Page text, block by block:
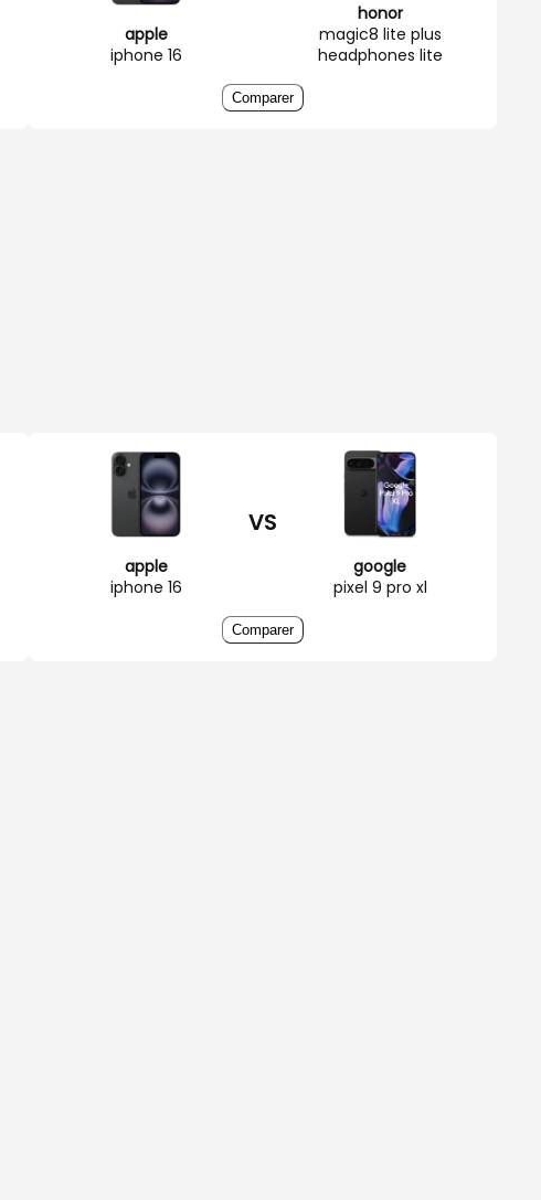
apple
iphone 16
honor
magic8 lite plus
headphones lite
Comparer
apple
iphone 16
VS
google
pixel 9 pro xl
Comparer